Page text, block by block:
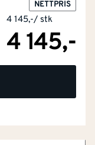
NETTPRIS
4 145,-/ stk
4 145,-